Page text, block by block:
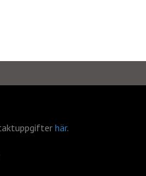
här.